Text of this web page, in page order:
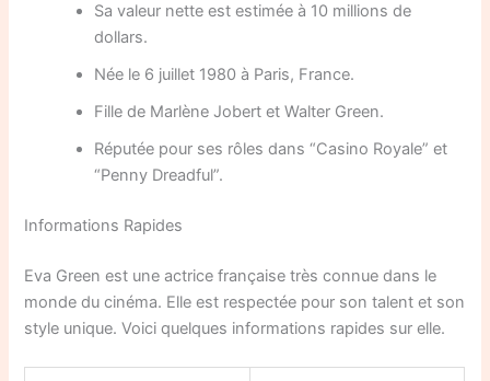
Sa valeur nette est estimée à 10 millions de
dollars.
Née le 6 juillet 1980 à Paris, France.
Fille de Marlène Jobert et Walter Green.
Réputée pour ses rôles dans “Casino Royale” et
“Penny Dreadful”.
Informations Rapides
Eva Green est une actrice française très connue dans le
monde du cinéma. Elle est respectée pour son talent et son
style unique. Voici quelques informations rapides sur elle.